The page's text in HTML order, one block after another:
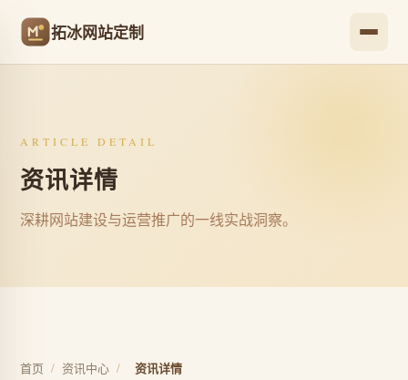
拓冰网站定制
ARTICLE DETAIL
资讯详情
深耕网站建设与运营推广的一线实战洞察。
首页 / 资讯中心 / 资讯详情